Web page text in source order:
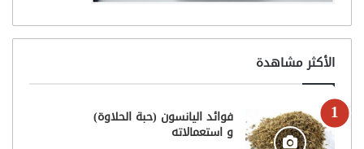
الأكثر مشاهدة
فوائد اليانسون (حبة الحلاوة)
و استعمالاته